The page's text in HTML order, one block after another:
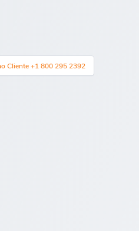
Cliente +1 800 295 2392